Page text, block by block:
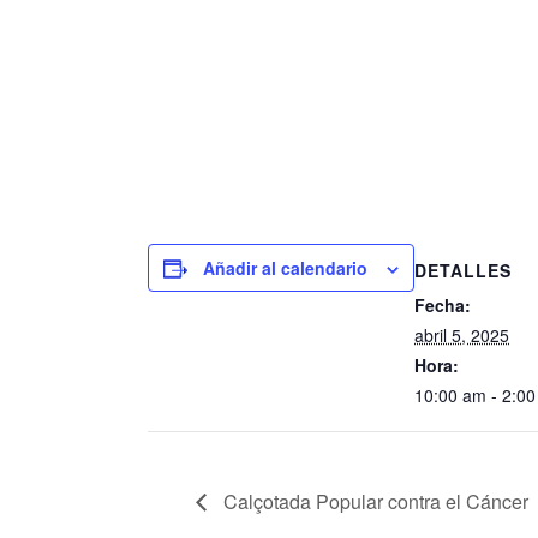
Añadir al calendario
DETALLES
Fecha:
abril 5, 2025
Hora:
10:00 am -
Calçotada Popular contra el Cáncer